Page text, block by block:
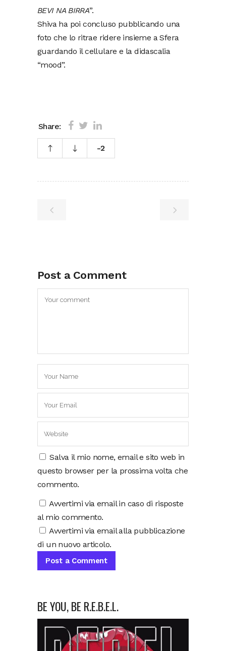
BEVI NA BIRRA”.
Shiva ha poi concluso pubblicando una
foto che lo ritrae ridere insieme a Sfera
guardando il cellulare e la didascalia
“mood”.
Share:
-2
Post a Comment
Salva il mio nome, email e sito web in
questo browser per la prossima volta che
commento.
Avvertimi via email in caso di risposte
al mio commento.
Avvertimi via email alla pubblicazione
di un nuovo articolo.
BE YOU, BE R.E.B.E.L.